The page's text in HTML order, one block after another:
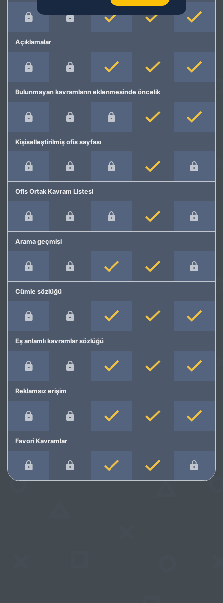
Açıklamalar
Bulunmayan kavramların eklenmesinde öncelik
Kişiselleştirilmiş ofis sayfası
Ofis Ortak Kavram Listesi
Arama geçmişi
Cümle sözlüğü
Eş anlamlı kavramlar sözlüğü
Reklamsız erişim
Favori Kavramlar